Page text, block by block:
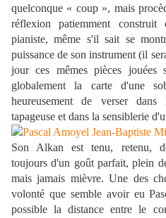
quelconque « coup », mais
réflexion patiemment
pianiste, même s'il sait se
puissance de son instrument (il
jour ces mêmes pièces
globalement la carte d'une
heureusement de verser
tapageuse et dans la sensiblerie
Son Alkan est tenu, retenu,
toujours d'un goût parfait, plein
mais jamais mièvre. Une des
volonté que semble avoir eu
possible la distance entre le